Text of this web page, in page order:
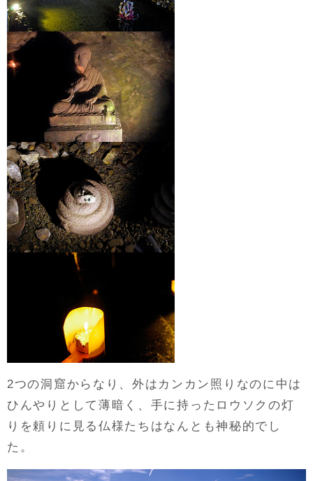
2つの洞窟からなり、外はカンカン照りなのに中は
ひんやりとして薄暗く、手に持ったロウソクの灯
りを頼りに見る仏様たちはなんとも神秘的でし
た。